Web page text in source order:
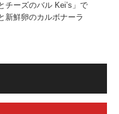
チーズのバル Kei’s」で
新鮮卵のカルボナーラ